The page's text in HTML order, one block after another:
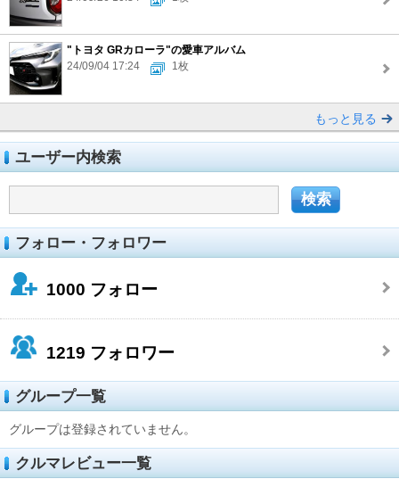
"トヨタ GRカローラ"の愛車アルバム
24/09/04 17:24
1枚
もっと見る
ユーザー内検索
フォロー・フォロワー
1000 フォロー
1219 フォロワー
グループ一覧
グループは登録されていません。
クルマレビュー一覧